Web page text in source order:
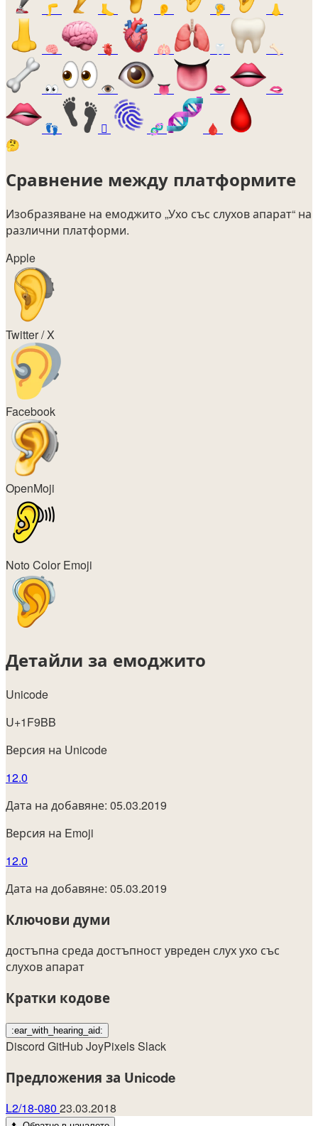
🦵 🦶 👂 🦻 👃
🧠 🫀 🫁 🦷 🦴
👀 👁️ 👅 👄 🫦
👣 🫆 🧬
🩸
🤔
Сравнение между платформите
Изобразяване на емоджито „Ухо със слухов апарат“ на
различни платформи.
Apple
Twitter / X
Facebook
OpenMoji
Noto Color Emoji
Детайли за емоджито
Unicode
U+1F9BB
Версия на Unicode
12.0
Дата на добавяне: 05.03.2019
Версия на Emoji
12.0
Дата на добавяне: 05.03.2019
Ключови думи
достъпна среда достъпностувреден слухухо със
слухов апарат
Кратки кодове
:ear_with_hearing_aid:
Discord GitHubJoyPixelsSlack
Предложения за Unicode
L2/18-080 23.03.2018